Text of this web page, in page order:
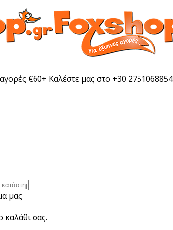
€60+ Καλέστε μας στο +30 2751068854
μας
σας.